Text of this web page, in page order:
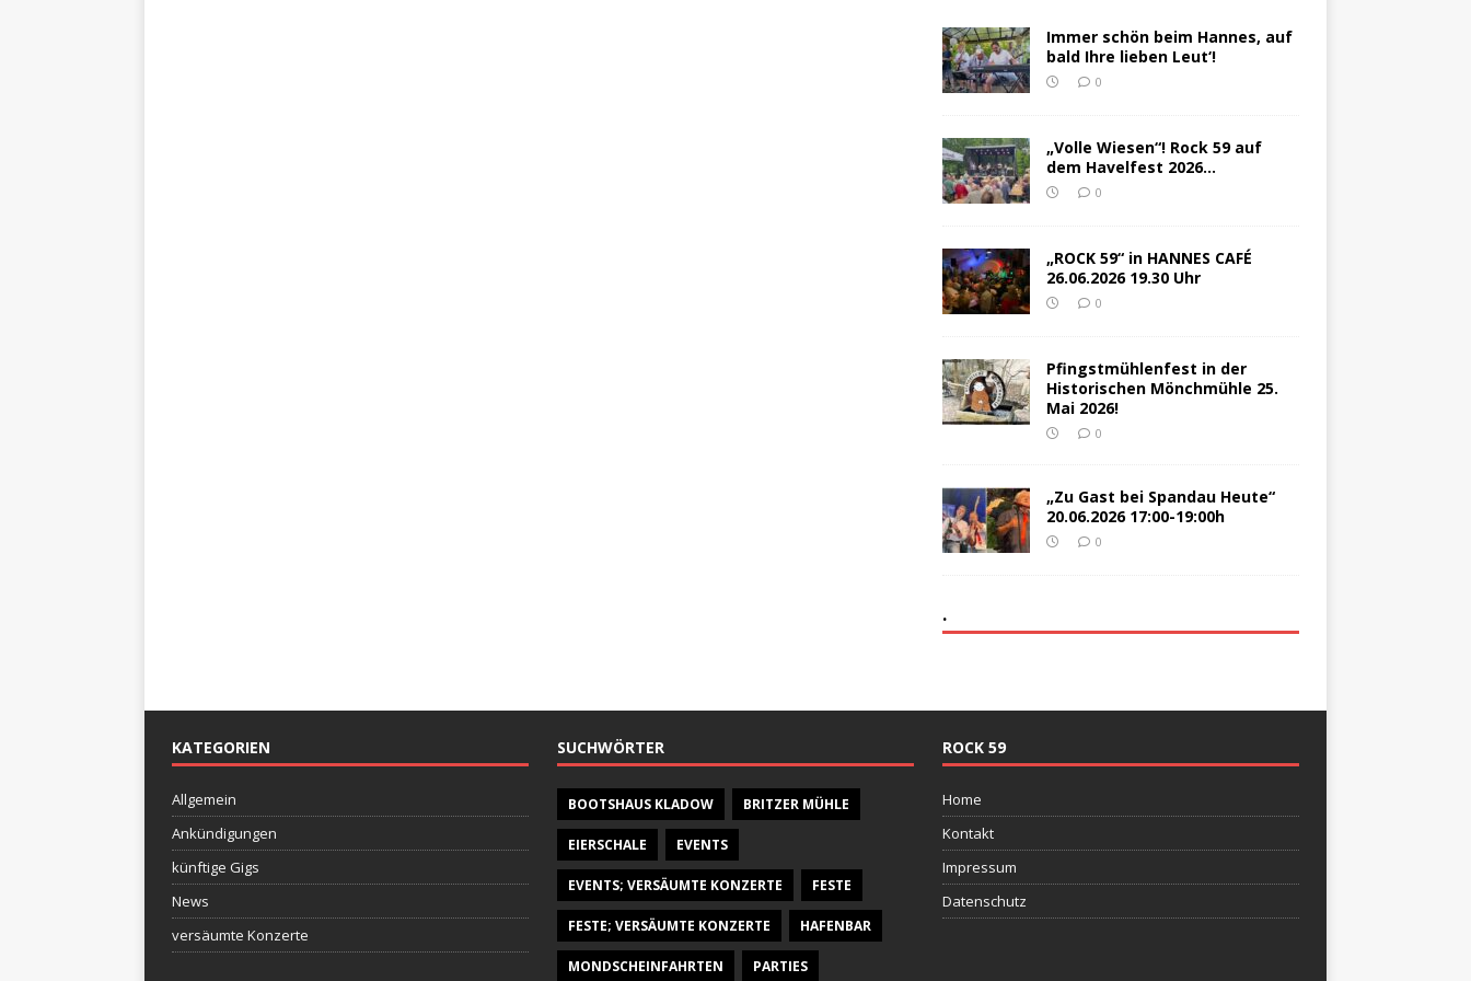
Immer schön beim Hannes, auf
bald Ihre lieben Leut‘!
0
„Volle Wiesen“! Rock 59 auf
dem Havelfest 2026…
0
„ROCK 59“ in HANNES CAFÉ
26.06.2026 19.30 Uhr
0
Pfingstmühlenfest in der
Historischen Mönchmühle 25.
Mai 2026!
0
„Zu Gast bei Spandau Heute“
20.06.2026 17:00-19:00h
0
.
KATEGORIEN
Allgemein
Ankündigungen
künftige Gigs
News
versäumte Konzerte
SUCHWÖRTER
BOOTSHAUS KLADOW BRITZER MÜHLE
EIERSCHALE EVENTS
EVENTS; VERSÄUMTE KONZERTE FESTE
FESTE; VERSÄUMTE KONZERTE HAFENBAR
MONDSCHEINFAHRTEN PARTIES
ROCK 59
Home
Kontakt
Impressum
Datenschutz